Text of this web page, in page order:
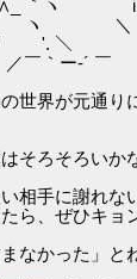
ヽ iヽ
＼
l＿＿
ー‐´ ￣
世界が元通り
ろそろいか
相手に謝れな
ら、ぜひキョ
なかった」と